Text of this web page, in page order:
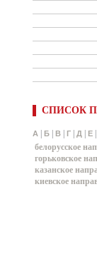
СПИСОК
А Б В Г Д Е
белорусское
горьковское
казанское
киевское